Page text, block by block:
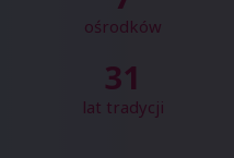
ośrodków
31
lat tradycji